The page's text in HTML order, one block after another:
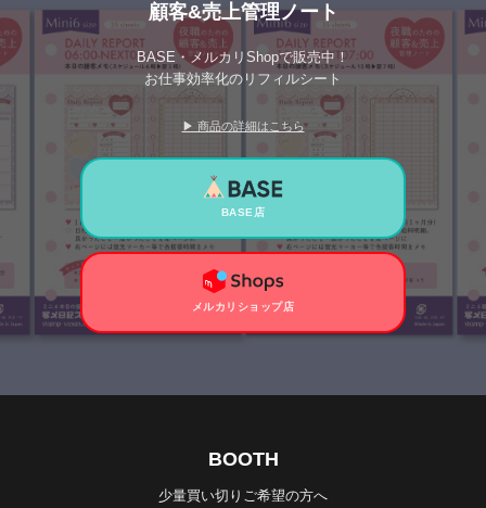
顧客&売上管理ノート
BASE・メルカリShopで販売中！
お仕事効率化のリフィルシート
▶ 商品の詳細はこちら
BASE店
メルカリショップ店
BOOTH
少量買い切りご希望の方へ